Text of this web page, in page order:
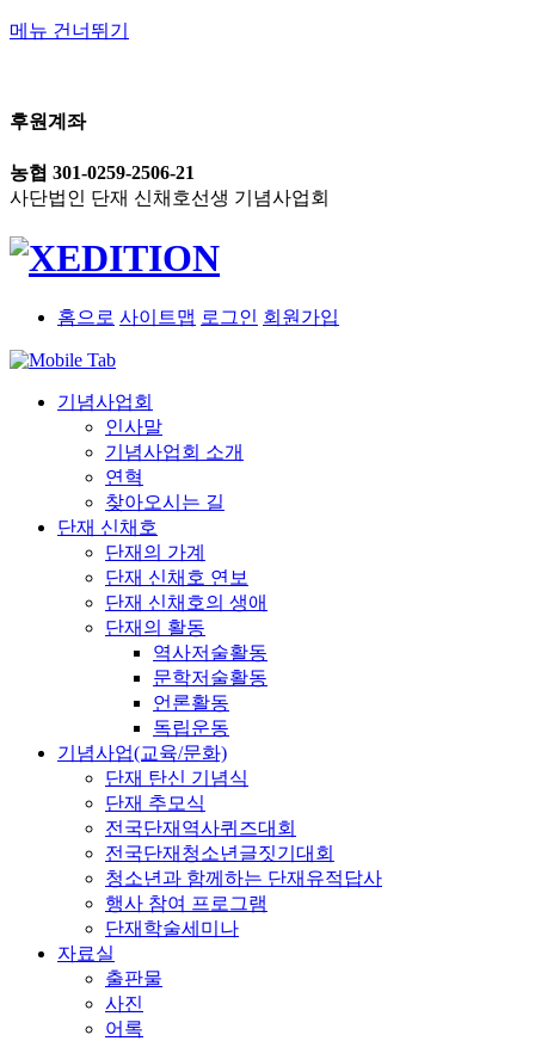
메뉴 건너뛰기
후원계좌
농협 301-0259-2506-21
사단법인 단재 신채호선생 기념사업회
홈으로 사이트맵 로그인 회원가입
기념사업회
인사말
기념사업회 소개
연혁
찾아오시는 길
단재 신채호
단재의 가계
단재 신채호 연보
단재 신채호의 생애
단재의 활동
역사저술활동
문학저술활동
언론활동
독립운동
기념사업(교육/문화)
단재 탄신 기념식
단재 추모식
전국단재역사퀴즈대회
전국단재청소년글짓기대회
청소년과 함께하는 단재유적답사
행사 참여 프로그램
단재학술세미나
자료실
출판물
사진
어록